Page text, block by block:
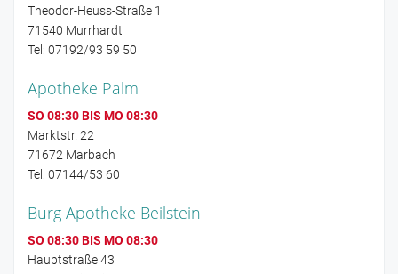
Theodor-Heuss-Straße 1
71540 Murrhardt
Tel: 07192/93 59 50
Apotheke Palm
SO 08:30 BIS MO 08:30
Marktstr. 22
71672 Marbach
Tel: 07144/53 60
Burg Apotheke Beilstein
SO 08:30 BIS MO 08:30
Hauptstraße 43